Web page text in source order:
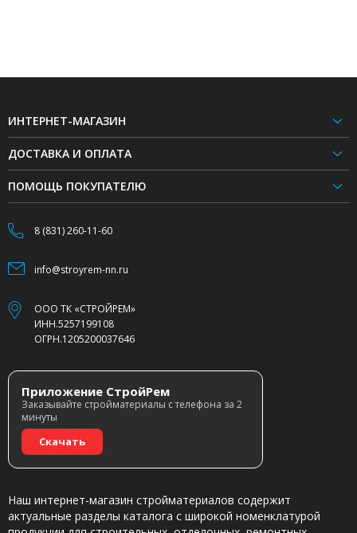
ИНТЕРНЕТ-МАГАЗИН
ДОСТАВКА И ОПЛАТА
ПОМОЩЬ ПОКУПАТЕЛЮ
8 (831) 260-11-60
info@stroyrem-nn.ru
ООО ТК «СТРОЙРЕМ»
ИНН.5257199108
ОГРН.1205200037646
Приложение СтройРем
Заказывайте стройматериалы с телефона за 2
минуты
Скачать
Наш интернет-магазин стройматериалов содержит
актуальные разделы каталога с широкой номенклатурой